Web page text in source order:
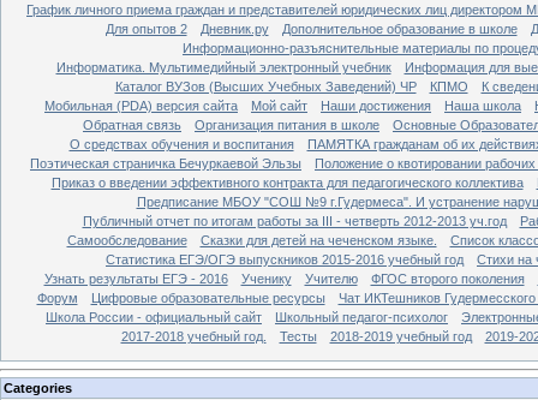
График личного приема граждан и представителей юридических лиц
Для опытов 2
Дневник.ру Дополнительное образование в школе
Информационно-разъяснительные материалы по
Информатика. Мультимедийный электронный учебник
Информация для
Каталог ВУЗов (Высших Учебных Заведений) ЧР
КПМО
К
Мобильная (PDA) версия сайта
Мой сайт Наши достижения Наша школа
Обратная связь
Организация питания в школе
Основные
О средствах обучения и воспитания
ПАМЯТКА гражданам об их
Поэтическая страничка Бечуркаевой Эльзы
Положение о квотировании
Приказ о введении эффективного контракта для педагогического коллектива
Предписание МБОУ "СОШ №9 г.Гудермеса". И устранение
Публичный отчет по итогам работы за III - четверть 2012-2013 уч.год
Самообследование
Сказки для детей на чеченском языке.
Список
Статистика ЕГЭ/ОГЭ выпускников 2015-2016 учебный год
Стихи на
Узнать результаты ЕГЭ - 2016
Ученику Учителю ФГОС второго поколения
Форум
Цифровые образовательные ресурсы
Чат ИКТешников Гудермесского
Школа России - официальный сайт
Школьный педагог-психолог
2017-2018 учебный год.
Тесты 2018-2019 учебный год 2019-
Categories